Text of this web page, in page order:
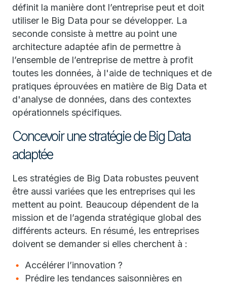
définit la manière dont l’entreprise peut et doit
utiliser le Big Data pour se développer. La
seconde consiste à mettre au point une
architecture adaptée afin de permettre à
l’ensemble de l’entreprise de mettre à profit
toutes les données, à l'aide de techniques et de
pratiques éprouvées en matière de Big Data et
d'analyse de données, dans des contextes
opérationnels spécifiques.
Concevoir une stratégie de Big Data
adaptée
Les stratégies de Big Data robustes peuvent
être aussi variées que les entreprises qui les
mettent au point. Beaucoup dépendent de la
mission et de l’agenda stratégique global des
différents acteurs. En résumé, les entreprises
doivent se demander si elles cherchent à :
Accélérer l’innovation ?
Prédire les tendances saisonnières en